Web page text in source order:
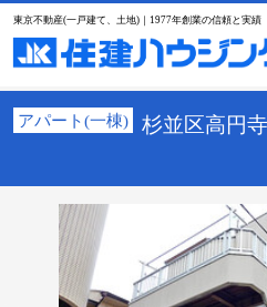
東京不動産(一戸建て、土地)｜1977年創業の信頼と実績
アパート(一棟)
杉並区高円